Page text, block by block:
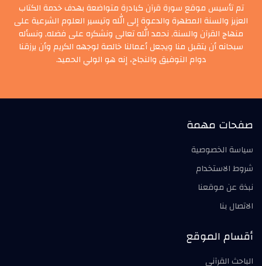
تم تأسيس موقع سورة قرآن كبادرة متواضعة بهدف خدمة الكتاب
العزيز والسنة المطهرة والدعوة إلى الله وتيسير العلوم الشرعية على
منهاج القرآن والسنة, نحمد الله تعالى ونشكره على فضله, ونسأله
سبحانه أن يتقبل منا ويجعل أعمالنا خالصة لوجهه الكريم وأن يرزقنا
دوام التوفيق والنجاح، إنه هو الولي الحميد.
صفحات مهمة
سياسة الخصوصية
شروط الاستخدام
نبذة عن موقعنا
الاتصال بنا
أقسام الموقع
الباحث القرآني